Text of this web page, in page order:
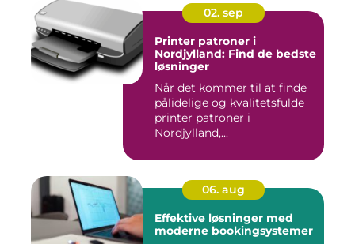
02. sep
Printer patroner i
Nordjylland: Find de bedste
løsninger
Når det kommer til at finde
pålidelige og kvalitetsfulde
printer patroner i
Nordjylland,...
06. aug
Effektive løsninger med
moderne bookingsystemer